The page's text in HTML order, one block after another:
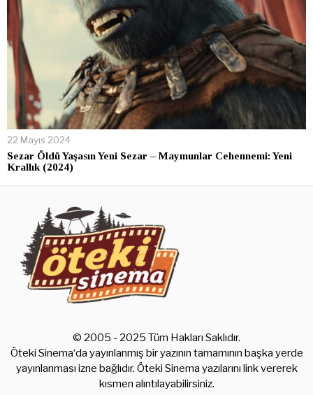
22 Mayıs 2024
Sezar Öldü Yaşasın Yeni Sezar – Maymunlar Cehennemi: Yeni
Krallık (2024)
© 2005 - 2025 Tüm Hakları Saklıdır.
Öteki Sinema‘da yayınlanmış bir yazının tamamının başka yerde
yayınlanması izne bağlıdır. Öteki Sinema yazılarını link vererek
kısmen alıntılayabilirsiniz.